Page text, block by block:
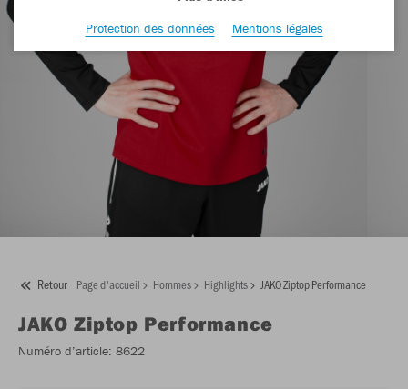
Retour Page d'accueil Hommes Highlights JAKO Ziptop Performance
JAKO Ziptop Performance
Numéro d’article: 8622
Protection des données
Mentions légales